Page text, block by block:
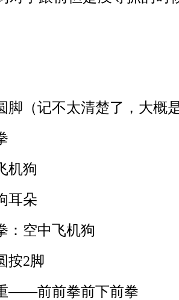
脚（记不太清楚了，大概
机狗
耳朵
：空中飞机狗
按2脚
——前前拳前下前拳